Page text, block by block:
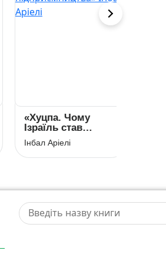
«Хуцпа. Чому
Ізраїль став
світовим центром
інновацій та
підприємництва»
Інбал Аріелі